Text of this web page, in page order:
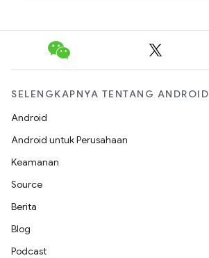
SELENGKAPNYA TENTANG ANDROID
Android
Android untuk Perusahaan
Keamanan
Source
Berita
Blog
Podcast